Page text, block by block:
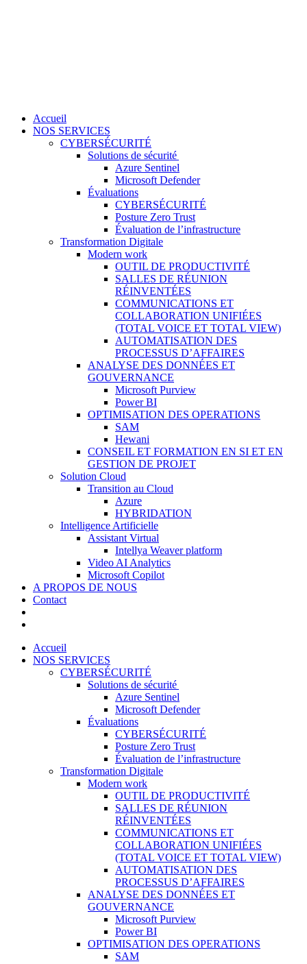
Accueil
NOS SERVICES
CYBERSÉCURITÉ
Solutions de sécurité
Azure Sentinel
Microsoft Defender
Évaluations
CYBERSÉCURITÉ
Posture Zero Trust
Évaluation de l’infrastructure
Transformation Digitale
Modern work
OUTIL DE PRODUCTIVITÉ
SALLES DE RÉUNION
RÉINVENTÉES
COMMUNICATIONS ET
COLLABORATION UNIFIÉES
(TOTAL VOICE ET TOTAL VIEW)
AUTOMATISATION DES
PROCESSUS D’AFFAIRES
ANALYSE DES DONNÉES ET
GOUVERNANCE
Microsoft Purview
Power BI
OPTIMISATION DES OPERATIONS
SAM
Hewani
CONSEIL ET FORMATION EN SI ET EN
GESTION DE PROJET
Solution Cloud
Transition au Cloud
Azure
HYBRIDATION
Intelligence Artificielle
Assistant Virtual
Intellya Weaver platform
Video AI Analytics
Microsoft Copilot
A PROPOS DE NOUS
Contact
Accueil
NOS SERVICES
CYBERSÉCURITÉ
Solutions de sécurité
Azure Sentinel
Microsoft Defender
Évaluations
CYBERSÉCURITÉ
Posture Zero Trust
Évaluation de l’infrastructure
Transformation Digitale
Modern work
OUTIL DE PRODUCTIVITÉ
SALLES DE RÉUNION
RÉINVENTÉES
COMMUNICATIONS ET
COLLABORATION UNIFIÉES
(TOTAL VOICE ET TOTAL VIEW)
AUTOMATISATION DES
PROCESSUS D’AFFAIRES
ANALYSE DES DONNÉES ET
GOUVERNANCE
Microsoft Purview
Power BI
OPTIMISATION DES OPERATIONS
SAM